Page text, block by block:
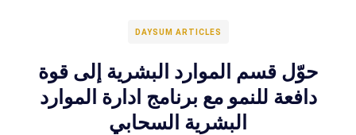
DAYSUM ARTICLES
حوّل قسم الموارد البشرية إلى قوة
دافعة للنمو مع برنامج ادارة الموارد
البشرية السحابي